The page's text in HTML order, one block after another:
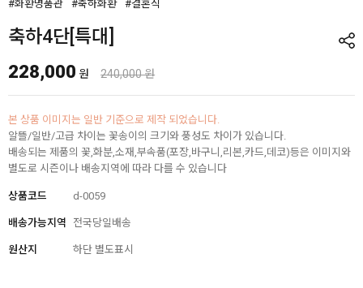
#화환명품관 #축하화환 #결혼식
축하4단[특대]
228,000 원 240,000 원
본 상품 이미지는 일반 기준으로 제작 되었습니다.
알뜰/일반/고급 차이는 꽃송이의 크기와 풍성도 차이가 있습니다.
배송되는 제품의 꽃,화분,소재,부속품(포장,바구니,리본,카드,데코)등은 이미지와
별도로 시즌이나 배송지역에 따라 다를 수 있습니다
상품코드 d-0059
배송가능지역 전국당일배송
원산지 하단 별도표시